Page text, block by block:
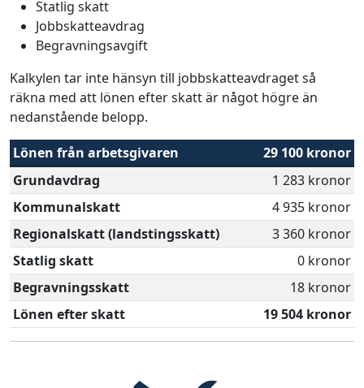
Statlig skatt
Jobbskatteavdrag
Begravningsavgift
Kalkylen tar inte hänsyn till jobbskatteavdraget så
räkna med att lönen efter skatt är något högre än
nedanstående belopp.
Lönen från arbetsgivaren
29 100 kronor
Grundavdrag
1 283 kronor
Kommunalskatt
4 935 kronor
Regionalskatt (landstingsskatt)
3 360 kronor
Statlig skatt
0 kronor
Begravningsskatt
18 kronor
Lönen efter skatt
19 504 kronor